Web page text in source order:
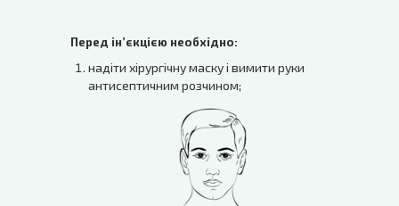
Перед ін’єкцією необхідно:
надіти хірургічну маску і вимити руки
антисептичним розчином;